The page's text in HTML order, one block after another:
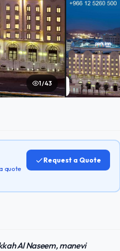
1 / 43
quote
Request a Quote
Al Naseem, manevi